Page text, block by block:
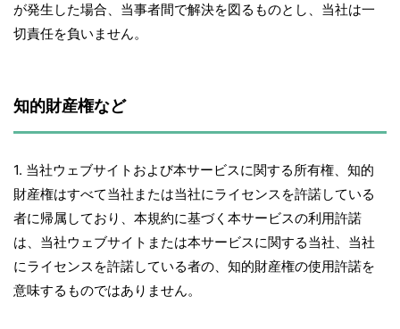
が発生した場合、当事者間で解決を図るものとし、当社は一
切責任を負いません。
知的財産権など
1. 当社ウェブサイトおよび本サービスに関する所有権、知的
財産権はすべて当社または当社にライセンスを許諾している
者に帰属しており、本規約に基づく本サービスの利用許諾
は、当社ウェブサイトまたは本サービスに関する当社、当社
にライセンスを許諾している者の、知的財産権の使用許諾を
意味するものではありません。